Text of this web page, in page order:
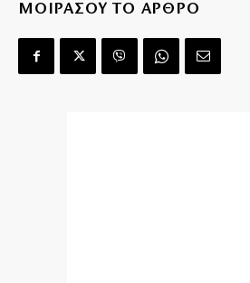
ΜΟΙΡΑΣΟΥ ΤΟ ΑΡΘΡΟ